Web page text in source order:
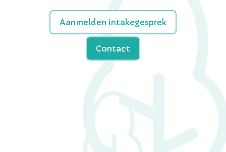
Aanmelden intakegesprek
Contact